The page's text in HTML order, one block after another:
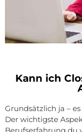
Kann ich
Grundsätzlich ja –
Der wichtigste